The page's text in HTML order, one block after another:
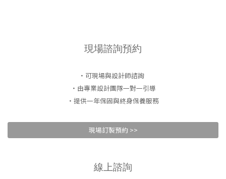
現場諮詢預約
・可現場與設計師諮詢
・由專業設計團隊一對一引導
・提供一年保固與終身保養服務
現場訂製預約 >>
線上諮詢